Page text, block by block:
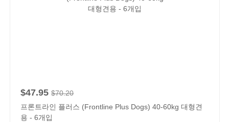
$47.95 $70.20
프론트라인 플러스 (Frontline Plus Dogs) 40-60kg 대형견
용 - 6개입